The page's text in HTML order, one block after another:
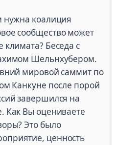
нужна коалиция
сообщество может
климата? Беседа с
Шельнхубером.
мировой саммит по
Канкуне после порой
завершился на
Как Вы оцениваете
Это было
ценность